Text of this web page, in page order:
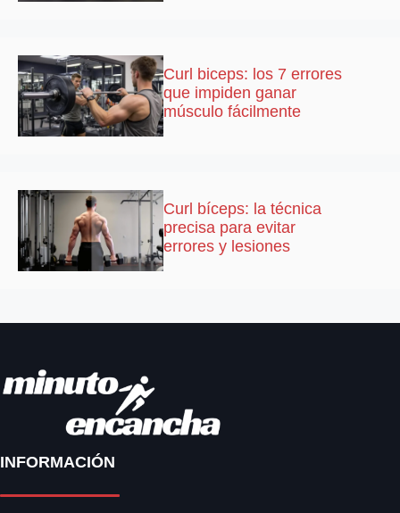
Curl biceps: los 7 errores
que impiden ganar
músculo fácilmente
Curl bíceps: la técnica
precisa para evitar
errores y lesiones
INFORMACIÓN